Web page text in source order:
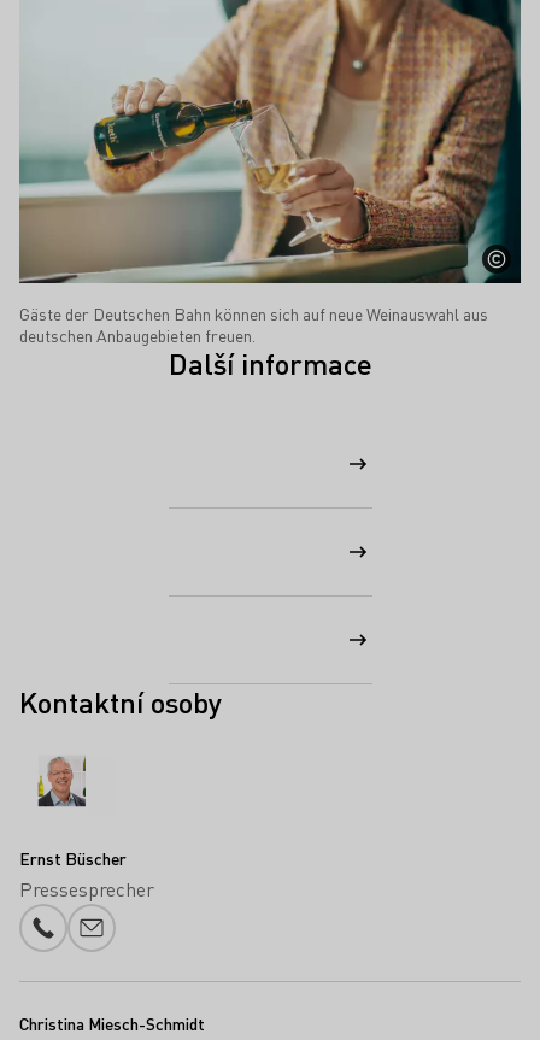
Gäste der Deutschen Bahn können sich auf neue Weinauswahl aus
deutschen Anbaugebieten freuen.
Další informace
Kontaktní osoby
Ernst Büscher
Pressesprecher
Telefonní číslo
Přidání e-mailu
Christina Miesch-Schmidt